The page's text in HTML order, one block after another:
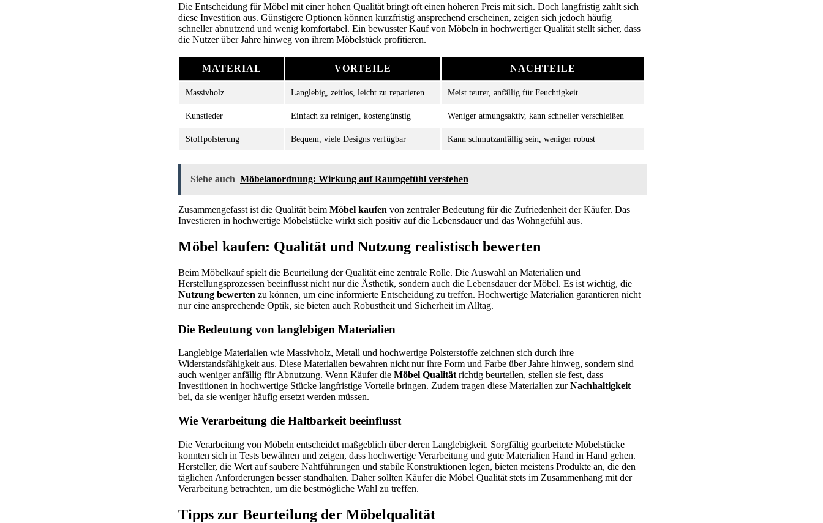
Die Entscheidung für Möbel mit einer hohen Qualität bringt oft einen höheren Preis mit sich. Doch langfristig zahlt sich
diese Investition aus. Günstigere Optionen können kurzfristig ansprechend erscheinen, zeigen sich jedoch häufig
schneller abnutzend und wenig komfortabel. Ein bewusster Kauf von Möbeln in hochwertiger Qualität stellt sicher, dass
die Nutzer über Jahre hinweg von ihrem Möbelstück profitieren.
MATERIAL VORTEILE NACHTEILE
Massivholz Langlebig, zeitlos, leicht zu reparieren Meist teurer, anfällig für Feuchtigkeit
Kunstleder Einfach zu reinigen, kostengünstig Weniger atmungsaktiv, kann schneller verschleißen
Stoffpolsterung Bequem, viele Designs verfügbar Kann schmutzanfällig sein, weniger robust
Siehe auch Möbelanordnung: Wirkung auf Raumgefühl verstehen
Zusammengefasst ist die Qualität beim Möbel kaufen von zentraler Bedeutung für die Zufriedenheit der Käufer. Das
Investieren in hochwertige Möbelstücke wirkt sich positiv auf die Lebensdauer und das Wohngefühl aus.
Möbel kaufen: Qualität und Nutzung realistisch bewerten
Beim Möbelkauf spielt die Beurteilung der Qualität eine zentrale Rolle. Die Auswahl an Materialien und
Herstellungsprozessen beeinflusst nicht nur die Ästhetik, sondern auch die Lebensdauer der Möbel. Es ist wichtig, die
Nutzung bewerten zu können, um eine informierte Entscheidung zu treffen. Hochwertige Materialien garantieren nicht
nur eine ansprechende Optik, sie bieten auch Robustheit und Sicherheit im Alltag.
Die Bedeutung von langlebigen Materialien
Langlebige Materialien wie Massivholz, Metall und hochwertige Polsterstoffe zeichnen sich durch ihre
Widerstandsfähigkeit aus. Diese Materialien bewahren nicht nur ihre Form und Farbe über Jahre hinweg, sondern sind
auch weniger anfällig für Abnutzung. Wenn Käufer die Möbel Qualität richtig beurteilen, stellen sie fest, dass
Investitionen in hochwertige Stücke langfristige Vorteile bringen. Zudem tragen diese Materialien zurNachhaltigkeit
bei, da sie weniger häufig ersetzt werden müssen.
Wie Verarbeitung die Haltbarkeit beeinflusst
Die Verarbeitung von Möbeln entscheidet maßgeblich über deren Langlebigkeit. Sorgfältig gearbeitete Möbelstücke
konnten sich in Tests bewähren und zeigen, dass hochwertige Verarbeitung und gute Materialien Hand in Hand gehen.
Hersteller, die Wert auf saubere Nahtführungen und stabile Konstruktionen legen, bieten meistens Produkte an, die den
täglichen Anforderungen besser standhalten. Daher sollten Käufer die Möbel Qualität stets im Zusammenhang mit der
Verarbeitung betrachten, um die bestmögliche Wahl zu treffen.
Tipps zur Beurteilung der Möbelqualität